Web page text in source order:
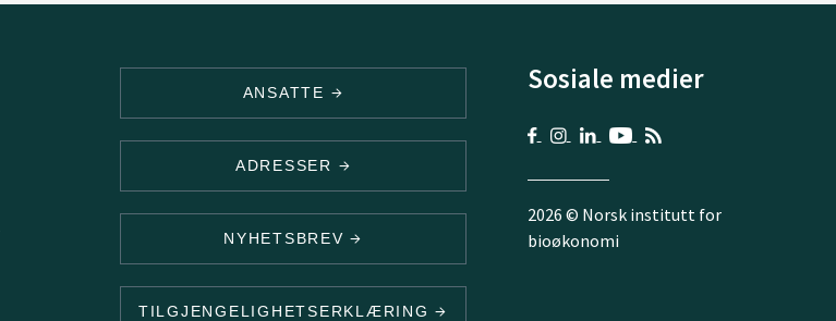
ANSATTE
ADRESSER
NYHETSBREV
TILGJENGELIGHETSERKLÆRING
Sosiale medier
2026 © Norsk institutt for
bioøkonomi